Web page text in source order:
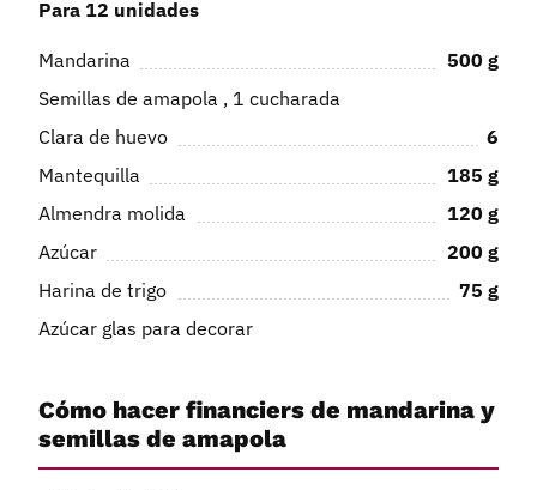
Para 12 unidades
Mandarina 500 g
Semillas de amapola , 1 cucharada
Clara de huevo
6
Mantequilla
185 g
Almendra molida
120 g
Azúcar
200 g
Harina de trigo
75 g
Azúcar glas para decorar
Cómo hacer financiers de mandarina y
semillas de amapola